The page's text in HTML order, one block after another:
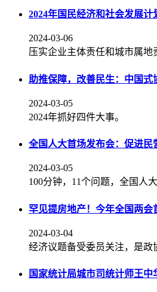
2024年国民经济和社会发展
2024-03-06
压实企业主体责任和城市属地
助推保障，改善民生：中国式
2024-03-05
2024年抓好四件大事。
全国人大首场发布会：促进民
2024-03-05
100分钟，11个问题，全国人
罕见提房地产！今年全国两
2024-03-04
经济议题备受委员关注，是政
国家统计局城市司统计师王